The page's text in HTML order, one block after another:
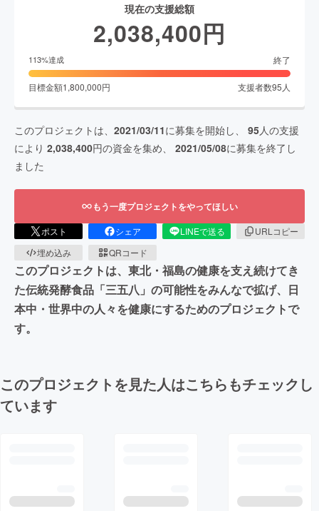
現在の支援総額
2,038,400円
113%達成 終了
目標金額1,800,000円 支援者数95 人
このプロジェクトは、 2021/03/11に募集を開始し、 95人の支援
により 2,038,400円の資金を集め、 2021/05/08に募集を終了し
ました
もう一度プロジェクトをやってほしい
ポスト シェア LINEで送る
URLコピー
埋め込み
QRコード
このプロジェクトは、東北・福島の健康を支え続けてき
た伝統発酵食品「三五八」の可能性をみんなで拡げ、日
本中・世界中の人々を健康にするためのプロジェクトで
す。
このプロジェクトを見た人はこちらもチェックし
ています